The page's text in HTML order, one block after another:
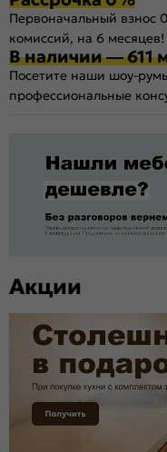
Первоначальный взнос
комиссий, на 6 месяцев!
В наличии — 611
Посетите наши шоу-
профессиональные
Акции